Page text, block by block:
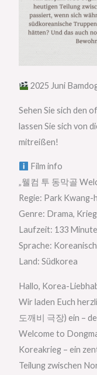
2025 Juni
Sehen Sie sich den
lassen Sie sich von
mitreißen!
Film info
„웰컴 투 동막골
Regie: Park Kwang-
Genre: Drama,
Laufzeit: 133
Sprache:
Land: Südkorea
Hallo, Korea-
Wir laden Euch
도깨비 극장) ein –
Welcome to
Koreakrieg – ein
Teilung zwischen